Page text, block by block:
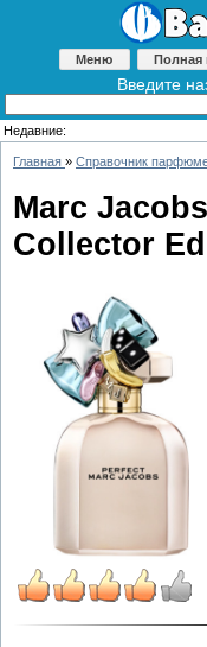
Меню Полная
Введите
Недавние:
Главная » Справочник
Marc
Collector